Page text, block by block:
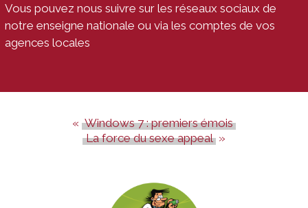
Vous pouvez nous suivre sur les réseaux sociaux de
notre enseigne nationale ou via les comptes de vos
agences locales
Windows 7 : premiers émois
La force du sexe appeal